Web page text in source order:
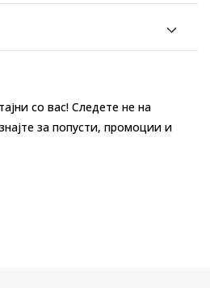
со вас! Следете не на
за попусти, промоции и